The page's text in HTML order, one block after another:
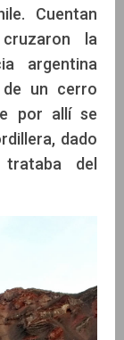
Cuentan
la
argentina
un cerro
por allí se
dado
del